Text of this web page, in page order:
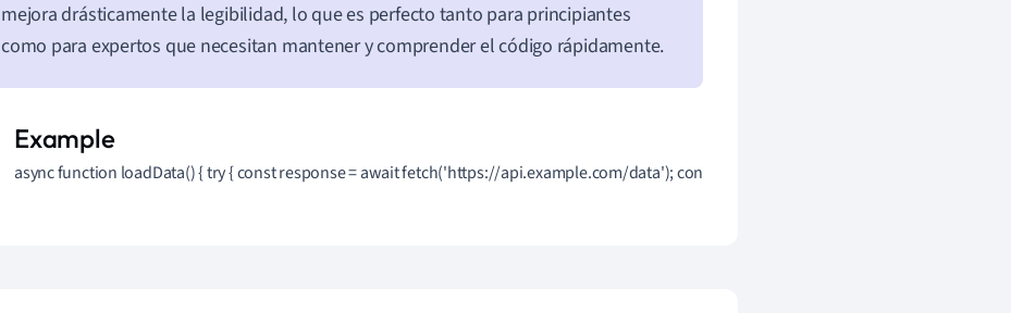
mejora drásticamente la legibilidad, lo que es perfecto tanto para principiantes
como para expertos que necesitan mantener y comprender el código rápidamente.
async function loadData() { try { const response = await fetch('https://api.example.com/data'); const data = await response.json();